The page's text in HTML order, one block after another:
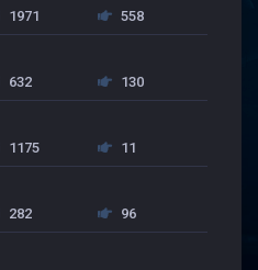
1971 558
632 130
1175 11
282 96